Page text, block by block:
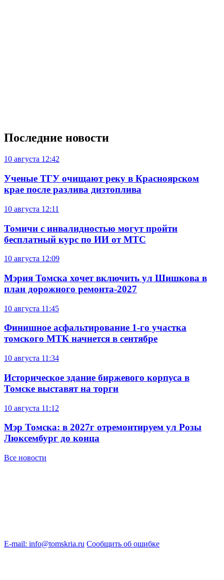
Последние новости
10 августа 12:42
Ученые ТГУ очищают реку в Красноярском
крае после разлива дизтоплива
10 августа 12:11
Томичи с инвалидностью могут пройти
бесплатный курс по ИИ от МТС
10 августа 12:09
Мэрия Томска хочет включить ул Шишкова в
план дорожного ремонта-2027
10 августа 11:45
Финишное асфальтирование 1-го участка
томского МТК начнется в сентябре
10 августа 11:34
Историческое здание биржевого корпуса в
Томске выставят на торги
10 августа 11:12
Мэр Томска: в 2027г отремонтируем ул Розы
Люксембург до конца
Все новости
E-mail: info@tomskria.ru Сообщить об ошибке